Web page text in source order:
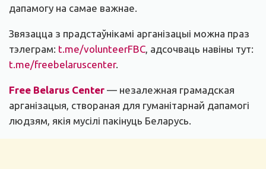
дапамогу на самае важнае.
Звязацца з прадстаўнікамі арганізацыі можна праз
тэлеграм: t.me/volunteerFBC, адсочваць навіны тут:
t.me/freebelaruscenter.
Free Belarus Center — незалежная грамадская
арганізацыя, створаная для гуманітарнай дапамогі
людзям, якія мусілі пакінуць Беларусь.